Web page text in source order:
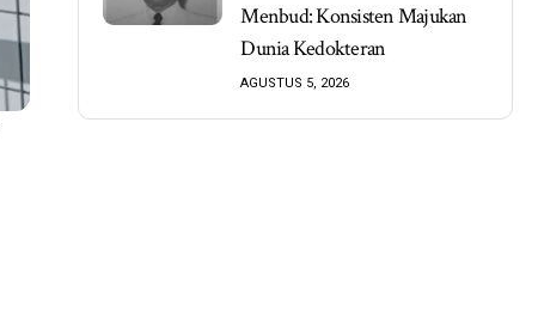
Menbud: Konsisten Majukan
Dunia Kedokteran
AGUSTUS 5, 2026